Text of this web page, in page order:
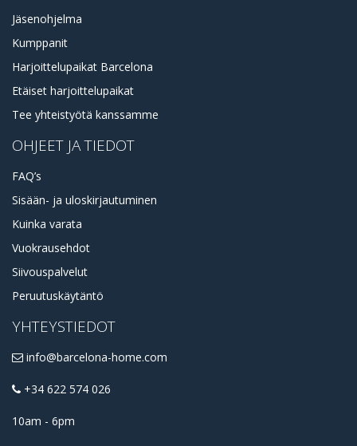
Jäsenohjelma
Kumppanit
Harjoittelupaikat Barcelona
Etäiset harjoittelupaikat
Tee yhteistyötä kanssamme
OHJEET JA TIEDOT
FAQ’s
Sisään- ja uloskirjautuminen
Kuinka varata
Vuokrausehdot
Siivouspalvelut
Peruutuskäytäntö
YHTEYSTIEDOT
info@barcelona-home.com
+34 622 574 026
10am - 6pm